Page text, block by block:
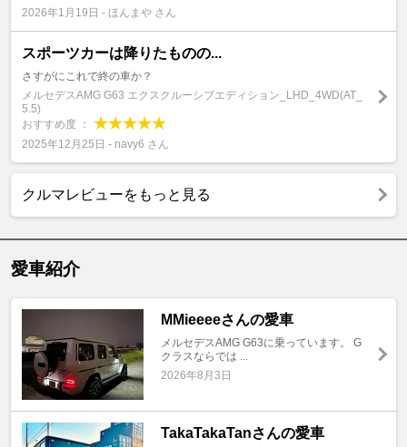
2026年1月19日 - ほんまや さん
スポーツカーは降りたものの...
さすがにこれで終の車か？
メルセデスAMG G63 エクスクルーシブエディション_LHD_4WD(AT_
5.5)
おすすめ度 ：
2025年12月25日 - navy6 さん
クルマレビューをもっと見る
愛車紹介
MMieeeeさんの愛車
メルセデスAMG G63に乗っています。 G
クラスならでは ...
2026年8月3日
TakaTakaTanさんの愛車